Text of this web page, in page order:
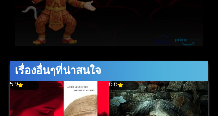
เรื่องอื่นๆที่น่าสนใจ
5.9 6.6